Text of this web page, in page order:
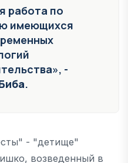
работа по
имеющихся
-
.
- "детище"
возведенный в